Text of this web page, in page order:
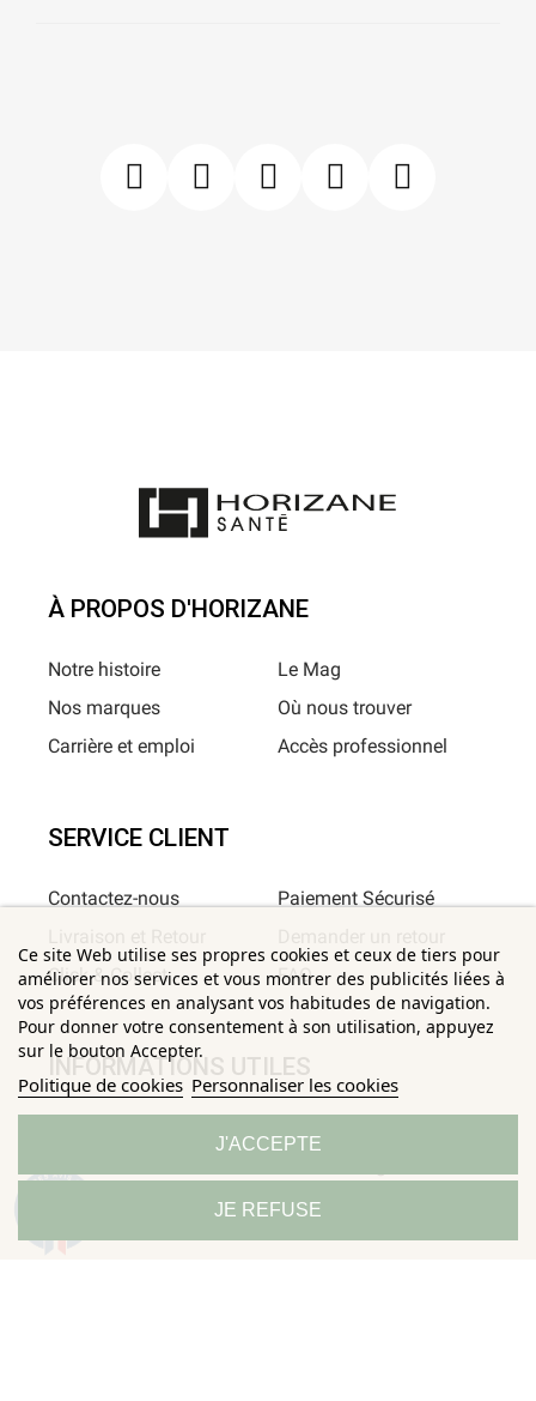
Ce site Web utilise ses propres cookies et ceux de tiers pour
améliorer nos services et vous montrer des publicités liées à
vos préférences en analysant vos habitudes de navigation.
Pour donner votre consentement à son utilisation, appuyez
sur le bouton Accepter.
Politique de cookies Personnaliser les cookies
JE REFUSE
J'ACCEPTE
À PROPOS D'HORIZANE
Notre histoire
Nos marques
Carrière et emploi
Le Mag
Où nous trouver
Accès professionnel
SERVICE CLIENT
Contactez-nous
Click & Collect
Paiement Sécurisé
FAQ
INFORMATIONS UTILES
Sitemap